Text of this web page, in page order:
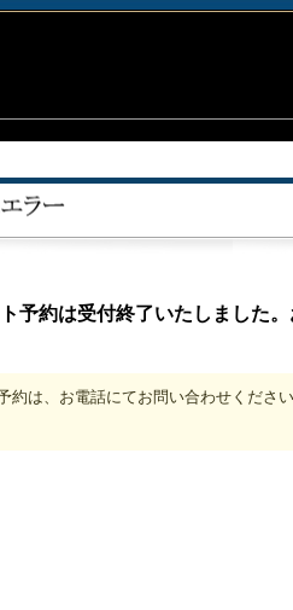
予約は受付終了いたしました
約は、お電話にてお問い合わせくださ